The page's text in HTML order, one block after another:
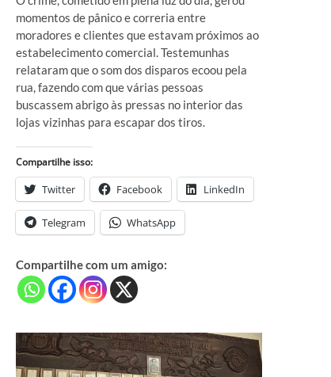
momentos de pânico e correria entre
moradores e clientes que estavam próximos ao
estabelecimento comercial. Testemunhas
relataram que o som dos disparos ecoou pela
rua, fazendo com que várias pessoas
buscassem abrigo às pressas no interior das
lojas vizinhas para escapar dos tiros.
Compartilhe isso:
Twitter Facebook LinkedIn
Telegram WhatsApp
Compartilhe com um amigo: